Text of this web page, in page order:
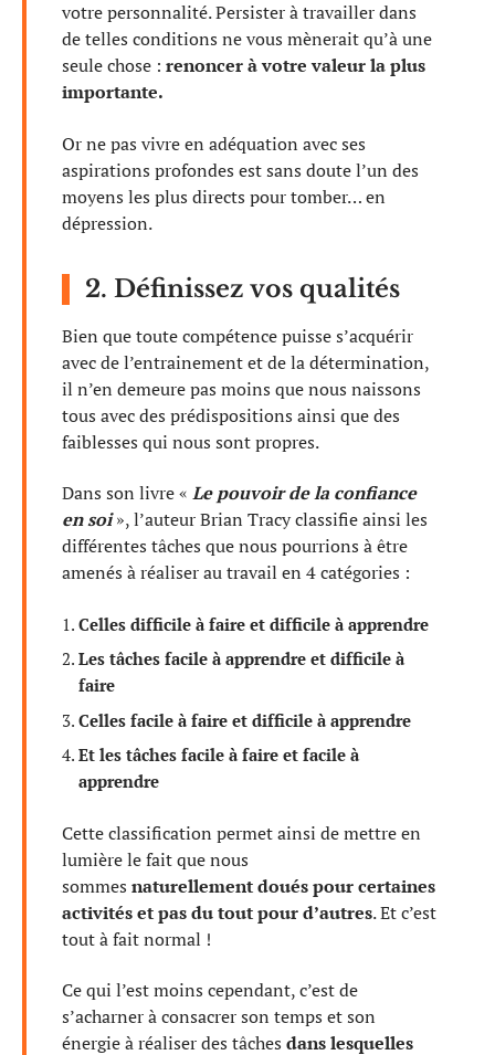
votre personnalité. Persister à travailler dans
de telles conditions ne vous mènerait qu’à une
seule chose : renoncer à votre valeur la plus
importante.
Or ne pas vivre en adéquation avec ses
aspirations profondes est sans doute l’un des
moyens les plus directs pour tomber… en
dépression.
2. Définissez vos qualités
Bien que toute compétence puisse s’acquérir
avec de l’entrainement et de la détermination,
il n’en demeure pas moins que nous naissons
tous avec des prédispositions ainsi que des
faiblesses qui nous sont propres.
Dans son livre « Le pouvoir de la confiance
en soi», l’auteur Brian Tracy classifie ainsi les
différentes tâches que nous pourrions à être
amenés à réaliser au travail en 4 catégories :
Celles difficile à faire et difficile à apprendre
Les tâches facile à apprendre et difficile à
faire
Celles facile à faire et difficile à apprendre
Et les tâches facile à faire et facile à
apprendre
Cette classification permet ainsi de mettre en
lumière le fait que nous
sommes naturellement doués pour certaines
activités et pas du tout pour d’autres. Et c’est
tout à fait normal !
Ce qui l’est moins cependant, c’est de
s’acharner à consacrer son temps et son
énergie à réaliser des tâches dans lesquelles